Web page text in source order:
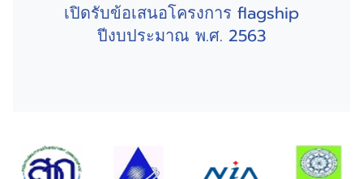
เปิดรับข้อเสนอโครงการ flagship
ปีงบประมาณ พ.ศ. 2563